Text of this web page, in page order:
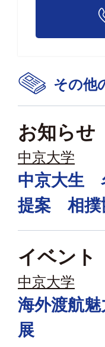
その他
お知らせ
中京大学
中京大生
提案 相撲
イベント
中京大学
海外渡航
展